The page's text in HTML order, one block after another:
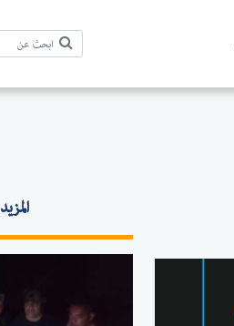
المزيد